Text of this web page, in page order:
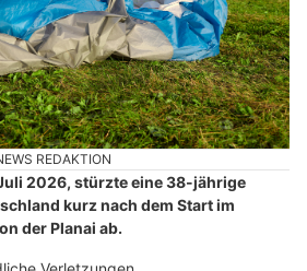
REDAKTION
2026, stürzte eine 38-jährige
kurz nach dem Start im
der Planai ab.